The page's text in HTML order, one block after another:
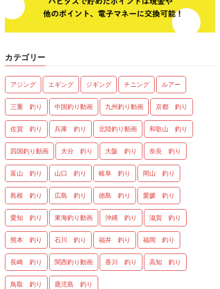
カテゴリー
アジング エギング ジギング チニング ルアー
三重 釣り 中国釣り動画 九州釣り動画 京都 釣り
佐賀 釣り 兵庫 釣り 北陸釣り動画 和歌山 釣り
四国釣り動画 大分 釣り 大阪 釣り 奈良 釣り
富山 釣り 山口 釣り 岐阜 釣り 岡山 釣り
島根 釣り 広島 釣り 徳島 釣り 愛媛 釣り
愛知 釣り 東海釣り動画 沖縄 釣り 滋賀 釣り
熊本 釣り 石川 釣り 福井 釣り 福岡 釣り
長崎 釣り 関西釣り動画 香川 釣り 高知 釣り
鳥取 釣り 鹿児島 釣り